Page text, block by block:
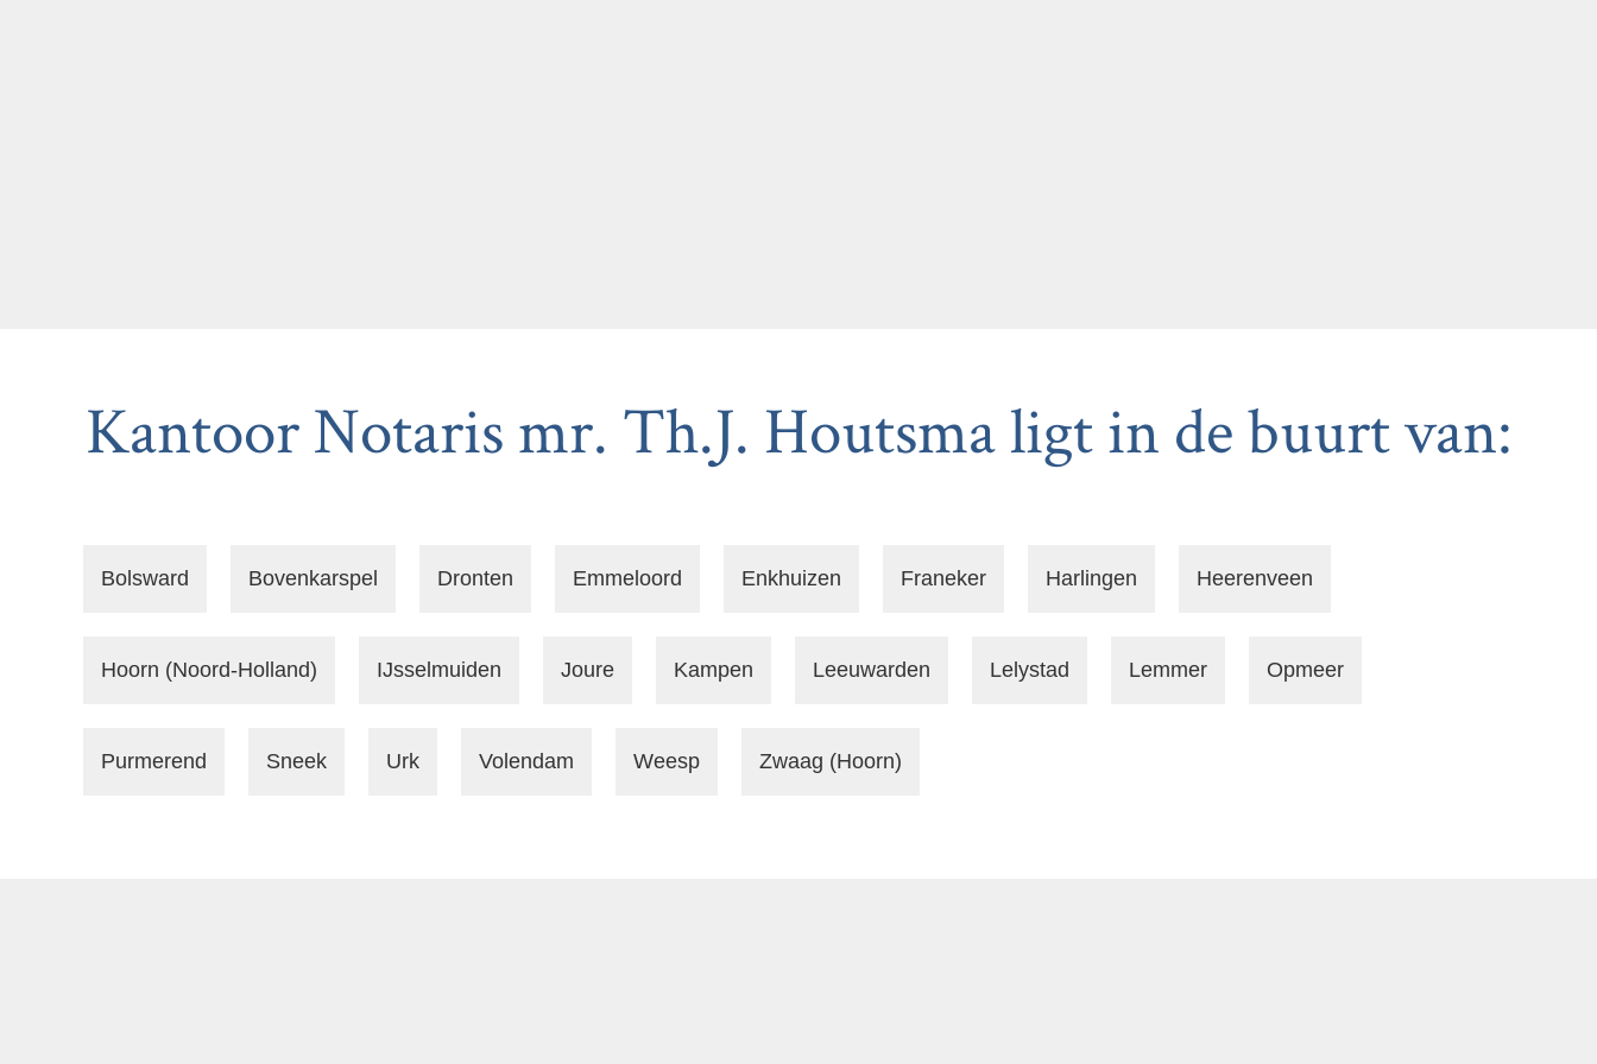
Kantoor Notaris mr. Th.J. Houtsma ligt in de buurt van:
Bolsward Bovenkarspel Dronten Emmeloord Enkhuizen Franeker Harlingen Heerenveen
Hoorn (Noord-Holland) IJsselmuiden Joure Kampen Leeuwarden Lelystad Lemmer Opmeer
Purmerend Sneek Urk Volendam Weesp Zwaag (Hoorn)